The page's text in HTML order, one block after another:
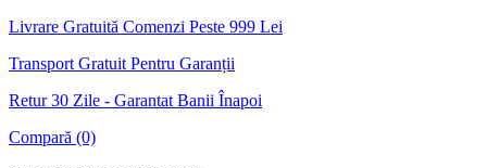
Livrare Gratuită Comenzi Peste 999 Lei
Transport Gratuit Pentru Garanții
Retur 30 Zile - Garantat Banii Înapoi
Compară (0)